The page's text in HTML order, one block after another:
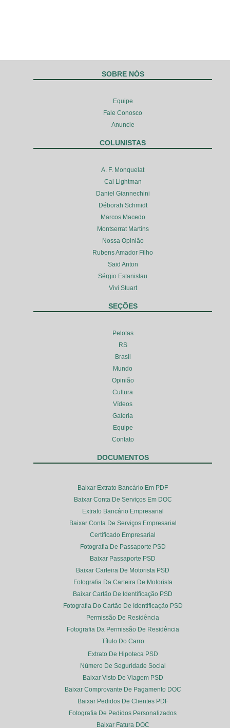
SOBRE NÓS
Equipe
Fale Conosco
Anuncie
COLUNISTAS
A. F. Monquelat
Cal Lightman
Daniel Giannechini
Déborah Schmidt
Marcos Macedo
Montserrat Martins
Nossa Opinião
Rubens Amador Filho
Said Anton
Sérgio Estanislau
Vivi Stuart
SEÇÕES
Pelotas
RS
Brasil
Mundo
Opinião
Cultura
Vídeos
Galeria
Equipe
Contato
DOCUMENTOS
Baixar Extrato Bancário Em PDF
Baixar Conta De Serviços Em DOC
Extrato Bancário Empresarial
Baixar Conta De Serviços Empresarial
Certificado Empresarial
Fotografia De Passaporte PSD
Baixar Passaporte PSD
Baixar Carteira De Motorista PSD
Fotografia Da Carteira De Motorista
Baixar Cartão De Identificação PSD
Fotografia Do Cartão De Identificação PSD
Permissão De Residência
Fotografia Da Permissão De Residência
Título Do Carro
Extrato De Hipoteca PSD
Número De Seguridade Social
Baixar Visto De Viagem PSD
Baixar Comprovante De Pagamento DOC
Baixar Pedidos De Clientes PDF
Fotografia De Pedidos Personalizados
Baixar Fatura DOC